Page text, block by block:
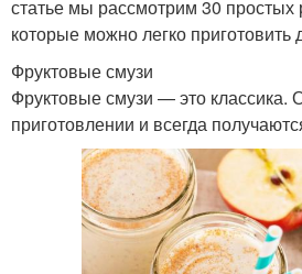
статье мы рассмотрим 30 простых
которые можно легко приготовить
Фруктовые смузи
Фруктовые смузи — это классика.
приготовлении и всегда